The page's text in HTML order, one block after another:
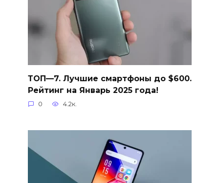
ТОП—7. Лучшие смартфоны до $600.
Рейтинг на Январь 2025 года!
0 4.2к.